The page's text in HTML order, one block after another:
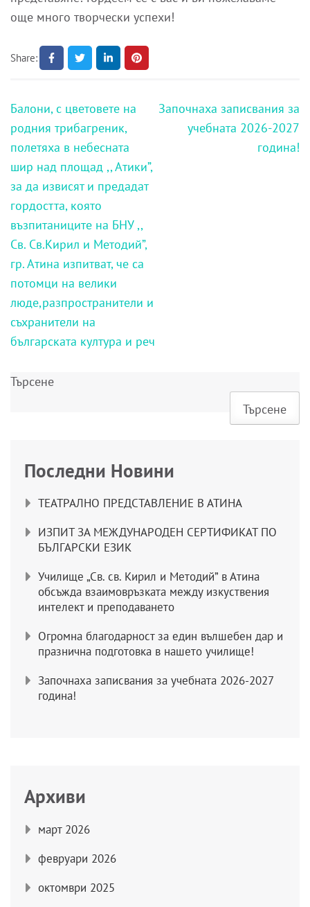
още много творчески успехи!
Share:
Навигация
Балони, с цветовете на
родния трибагреник,
полетяха в небесната
шир над площад ,, Атики”,
за да извисят и предадат
гордостта, която
възпитаниците на БНУ ,,
Св. Св.Кирил и Методий”,
гр. Атина изпитват, че са
потомци на велики
люде,разпространители и
съхранители на
българската култура и реч
Започнаха записвания за
учебната 2026-2027
година!
Търсене
Търсене
Последни Новини
ТЕАТРАЛНО ПРЕДСТАВЛЕНИЕ В АТИНА
ИЗПИТ ЗА МЕЖДУНАРОДЕН СЕРТИФИКАТ ПО
БЪЛГАРСКИ ЕЗИК
Училище „Св. св. Кирил и Методий” в Атина
обсъжда взаимовръзката между изкуствения
интелект и преподаването
Огромна благодарност за един вълшебен дар и
празнична подготовка в нашето училище!
Започнаха записвания за учебната 2026-2027
година!
Архиви
март 2026
февруари 2026
октомври 2025